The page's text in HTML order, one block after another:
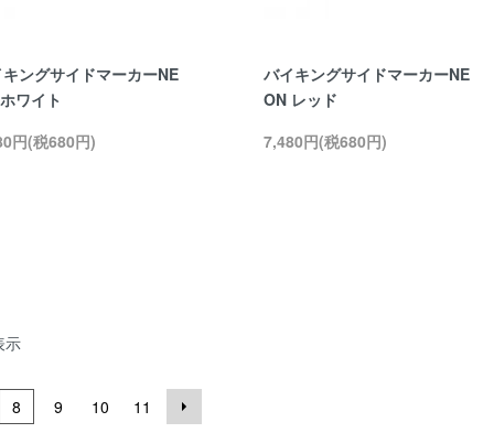
ングサイドマーカーNE
ワイト
円(税680円)
バイキングサイドマーカーNE
ON レッド
7,480円(税680円)
示
8 9 10 11